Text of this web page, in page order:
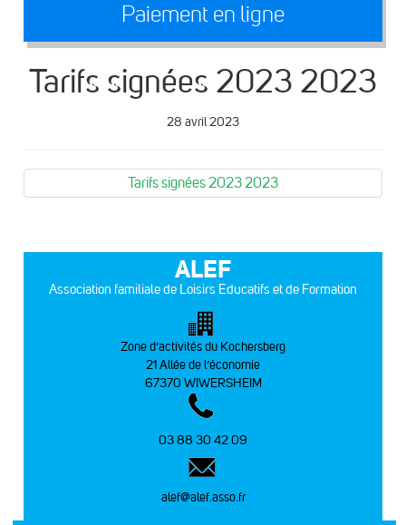
Paiement en ligne
Tarifs signées 2023 2023
28 avril 2023
Tarifs signées 2023 2023
ALEF
Association familiale de Loisirs Educatifs et de Formation
Zone d’activités du Kochersberg
21 Allée de l’économie
67370 WIWERSHEIM
03 88 30 42 09
alef@alef.asso.fr